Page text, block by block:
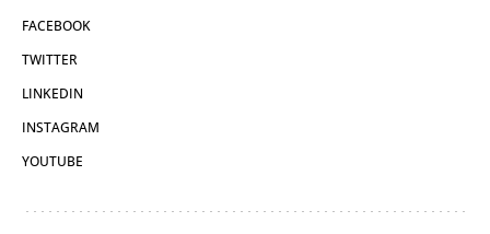
FACEBOOK
TWITTER
LINKEDIN
INSTAGRAM
YOUTUBE